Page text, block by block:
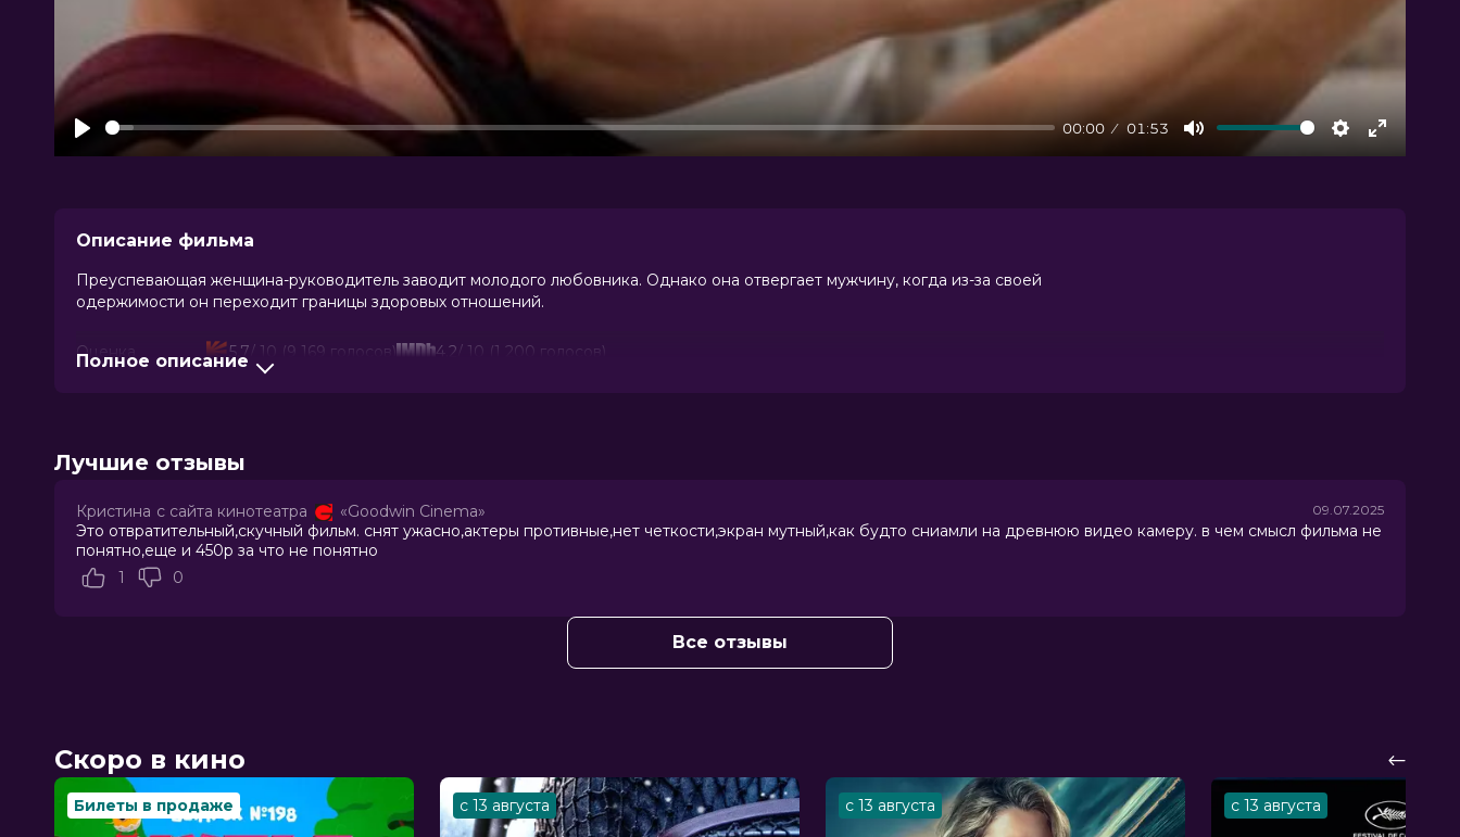
Play
00:00 01:53
Mute Settings
Enter
Описание фильма
Преуспевающая женщина-руководитель заводит молодого любовника. Однако она отвергает мужчину, когда из-за своей
одержимости он переходит границы здоровых отношений.
Оценка 5.7 / 10 (9 169 голосов) 4.2 / 10 (1 200 голосов)
Год
2025
Продюсеры
Джордан Бекман
Жанр
триллер
Длительность
1 ч 36 мин
В прокате
с 3 июля до 16 июля
Меморандум
Полное описание
Лучшие отзывы
Кристина с сайта кинотеатра «Goodwin Cinema» 09.07.2025
Это отвратительный,скучный фильм. снят ужасно,актеры противные,нет четкости,экран мутный,как будто сниамли на древнюю видео камеру. в чем смысл фильма не
понятно,еще и 450р за что не понятно
1
0
Все отзывы
Скоро в кино
Билеты в продаже с 13 августа с 13 августа с 13 августа